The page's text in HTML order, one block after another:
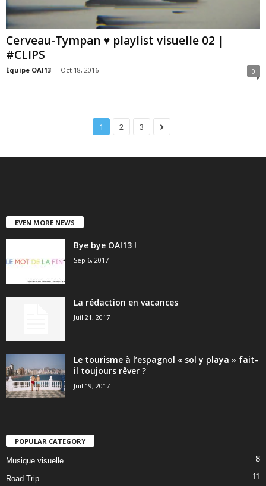
Cerveau-Tympan ♥ playlist visuelle 02 |
#CLIPS
Équipe OAI13 - Oct 18, 2016 0
1 2 3
EVEN MORE NEWS
Bye bye OAI13 !
Sep 6, 2017
La rédaction en vacances
Juil 21, 2017
Le tourisme à l’espagnol « sol y playa » fait-
il toujours rêver ?
Juil 19, 2017
POPULAR CATEGORY
Musique visuelle 8
Road Trip 11